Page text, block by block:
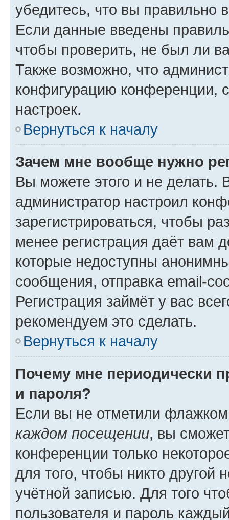
убедитесь, что вы правильно
Если данные введены
чтобы проверить, не был ли
Также возможно, что
конфигурацию конференции,
настроек.
Вернуться к началу
Зачем мне вообще нужно
Вы можете этого и не делать.
администратор настроил
зарегистрироваться, чтобы
менее регистрация даёт вам
которые недоступны
сообщения, отправка email-
Регистрация займёт у вас
рекомендуем это сделать.
Вернуться к началу
Почему мне периодически
и пароля?
Если вы не отметили
каждом посещении, вы
конференции только
для того, чтобы никто другой
учётной записью. Для того
пользователя и пароль